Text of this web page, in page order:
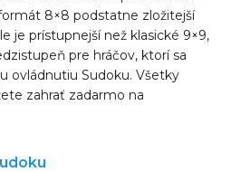
8×8 podstatne zložitejší
je prístupnejší než klasické 9×9,
pre hráčov, ktorí sa
ovládnutiu Sudoku. Všetky
zahrať zadarmo na